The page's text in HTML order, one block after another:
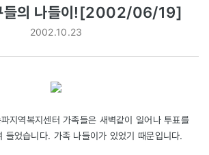
들의 나들이![2002/06/19]
2002.10.23
지역복지센터 가족들은 새벽같이 일어나 투표를
들었습니다. 가족 나들이가 있었기 때문입니다.